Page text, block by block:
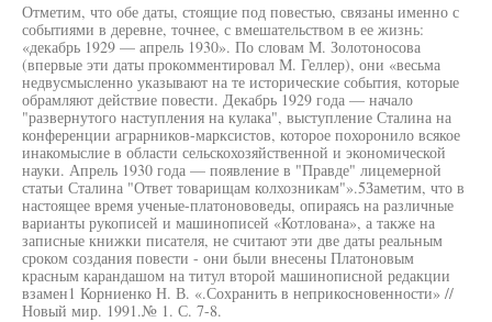
Отметим, что обе даты, стоящие под повестью, связаны именно с
событиями в деревне, точнее, с вмешательством в ее жизнь:
«декабрь 1929 — апрель 1930». По словам М. Золотоносова
(впервые эти даты прокомментировал М. Геллер), они «весьма
недвусмысленно указывают на те исторические события, которые
обрамляют действие повести. Декабрь 1929 года — начало
"развернутого наступления на кулака", выступление Сталина на
конференции аграрников-марксистов, которое похоронило всякое
инакомыслие в области сельскохозяйственной и экономической
науки. Апрель 1930 года — появление в "Правде" лицемерной
статьи Сталина "Ответ товарищам колхозникам"».5Заметим, что в
настоящее время ученые-платонововеды, опираясь на различные
варианты рукописей и машинописей «Котлована», а также на
записные книжки писателя, не считают эти две даты реальным
сроком создания повести - они были внесены Платоновым
красным карандашом на титул второй машинописной редакции
взамен1 Корниенко Н. В. «.Сохранить в неприкосновенности» //
Новый мир. 1991.№ 1. С. 7-8.